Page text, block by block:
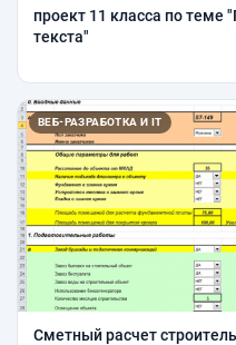
проект 11 класса по
текста"
ВЕБ-РАЗРАБОТКА И IT
Сметный расчет